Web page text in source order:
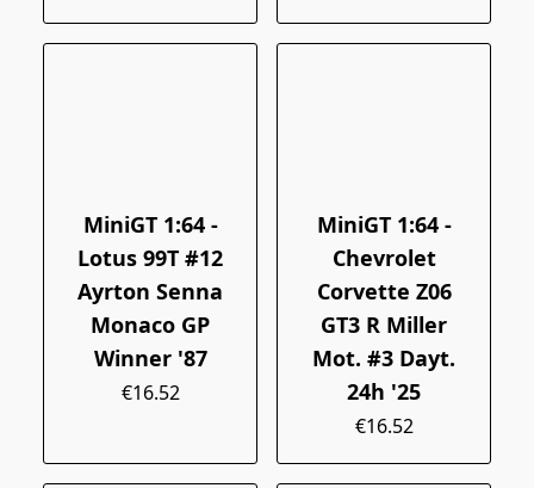
MiniGT 1:64 -
Lotus 99T #12
Ayrton Senna
Monaco GP
Winner '87
€16.52
MiniGT 1:64 -
Chevrolet
Corvette Z06
GT3 R Miller
Mot. #3 Dayt.
24h '25
€16.52